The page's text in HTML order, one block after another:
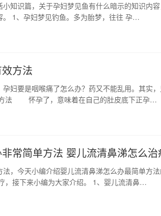
知识篇，关于孕妇梦见鱼有什么暗示的知识内
。 1、孕妇梦见钓鱼。多为胎梦，往往 孕…
方法
妇要是咽喉痛了怎么办？药又不能乱用。其实
方法 怀孕了，意味着在自己的肚皮底下正孕…
常简单方法 婴儿流清鼻涕怎么治
，今天小编介绍婴儿流清鼻涕怎么办最简单方
，接下来小编为大家介绍。 1、婴儿流清鼻…